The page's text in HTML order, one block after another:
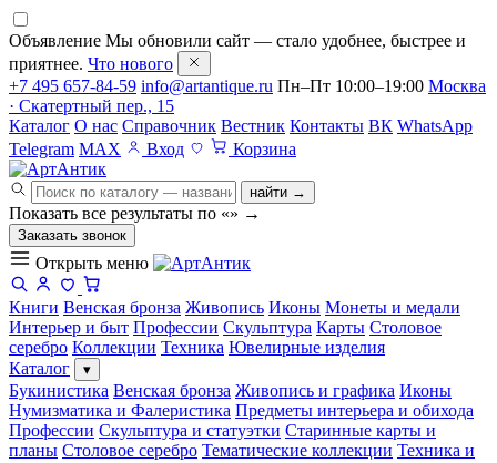
Объявление Мы обновили сайт — стало удобнее, быстрее и
приятнее. Что нового
+7 495 657-84-59 info@artantique.ru Пн–Пт 10:00–19:00 Москва
· Скатертный пер., 15
Каталог О нас Справочник Вестник Контакты ВК WhatsApp
Telegram MAX Вход Корзина
найти →
Показать все результаты по «» →
Заказать звонок
Открыть меню
Книги Венская бронза Живопись Иконы Монеты и медали
Интерьер и быт Профессии Скульптура Карты Столовое
серебро Коллекции Техника Ювелирные изделия
Каталог
▾
Букинистика Венская бронза Живопись и графика Иконы
Нумизматика и Фалеристика Предметы интерьера и обихода
Профессии Скульптура и статуэтки Старинные карты и
планы Столовое серебро Тематические коллекции Техника и